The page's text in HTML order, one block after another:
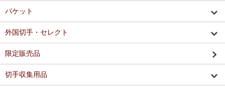
パケット
外国切手・セレクト
限定販売品
切手収集用品